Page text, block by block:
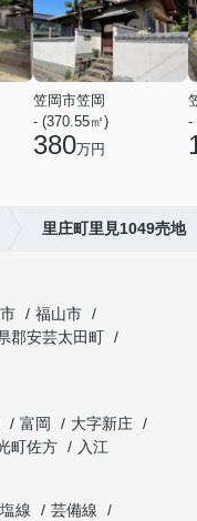
笠岡市笠岡
- (370.55㎡)
380万円
-
里庄町里見1049売地
福山市
郡安芸太田町
富岡
大字新庄
町佐方
入江
線
芸備線